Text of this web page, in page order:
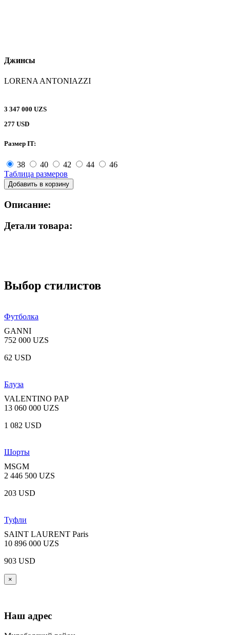
Джинсы
LORENA ANTONIAZZI
3 347 000 UZS
277 USD
Размер IT:
38 40 42 44
46
Таблица размеров
Добавить в корзину
Описание:
Детали товара:
Выбор стилистов
Футболка
GANNI
752 000 UZS
62 USD
Блуза
VALENTINO PAP
13 060 000 UZS
1 082 USD
Шорты
MSGM
2 446 500 UZS
203 USD
Туфли
SAINT LAURENT Paris
10 896 000 UZS
903 USD
×
Наш адрес